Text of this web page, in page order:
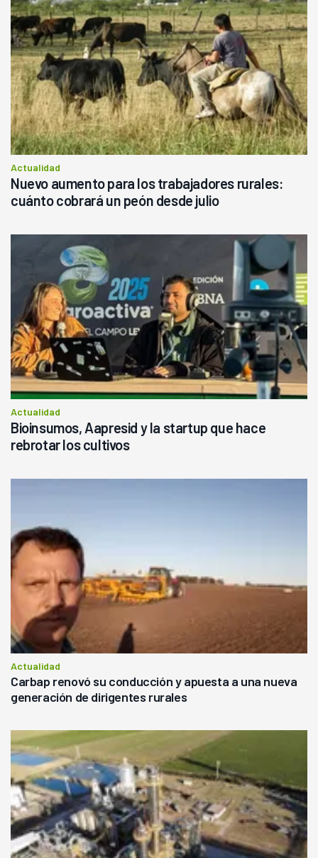
Actualidad
Nuevo aumento para los trabajadores rurales:
cuánto cobrará un peón desde julio
Actualidad
Bioinsumos, Aapresid y la startup que hace
rebrotar los cultivos
Actualidad
Carbap renovó su conducción y apuesta a una nueva
generación de dirigentes rurales